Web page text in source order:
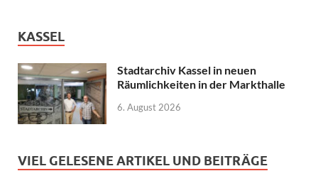
KASSEL
Stadtarchiv Kassel in neuen
Räumlichkeiten in der Markthalle
6. August 2026
VIEL GELESENE ARTIKEL UND BEITRÄGE